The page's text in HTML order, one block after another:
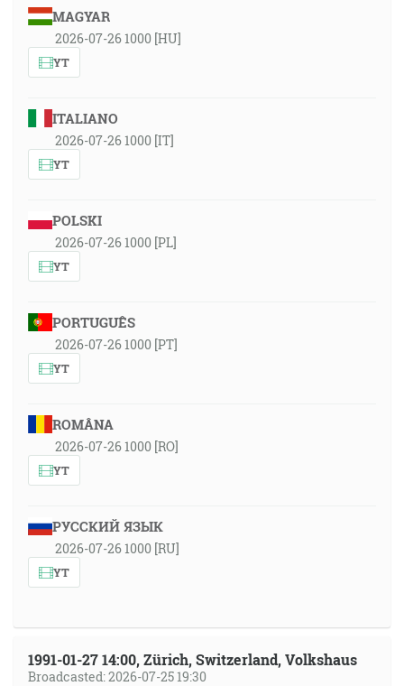
MAGYAR
2026-07-26 1000 [HU]
YT
ITALIANO
2026-07-26 1000 [IT]
YT
POLSKI
2026-07-26 1000 [PL]
YT
PORTUGUÊS
2026-07-26 1000 [PT]
YT
ROMÂNA
2026-07-26 1000 [RO]
YT
РУССКИЙ ЯЗЫК
2026-07-26 1000 [RU]
YT
1991-01-27 14:00, Zürich, Switzerland, Volkshaus
Broadcasted: 2026-07-25 19:30